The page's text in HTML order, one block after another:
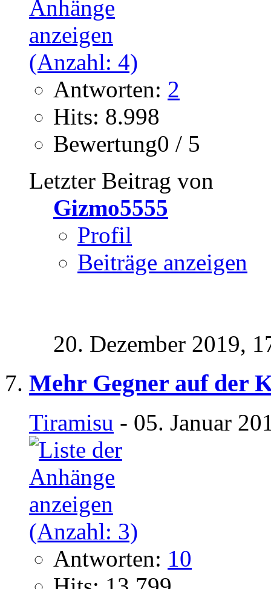
Antworten: 2
Hits: 8.998
Bewertung0 / 5
Letzter Beitrag von
Gizmo5555
Profil
Beiträge anzeigen
20. Dezember 2019,
Mehr Gegner auf der
Tiramisu - 05. Januar
Antworten: 10